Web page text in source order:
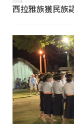
西拉雅族獲民族